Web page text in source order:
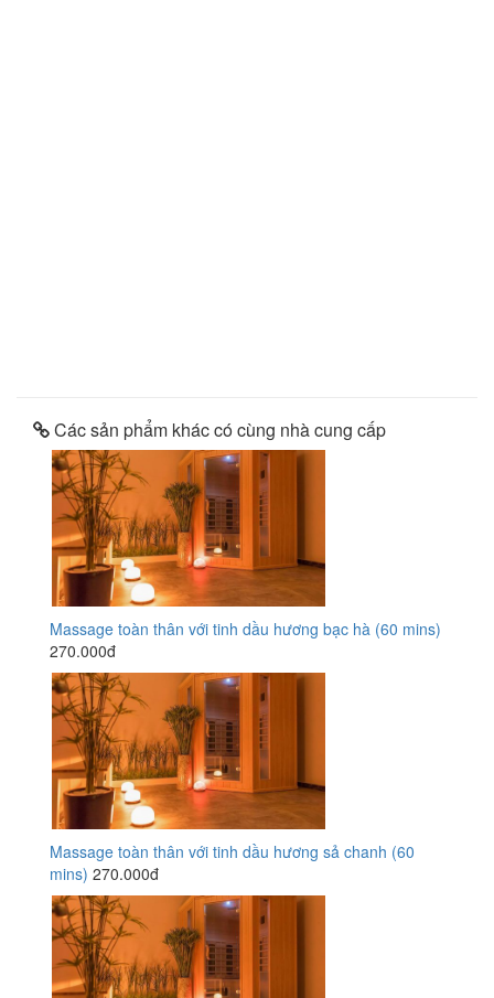
Các sản phẩm khác có cùng nhà cung cấp
Massage toàn thân với tinh dầu hương bạc hà (60 mins)
270.000đ
Massage toàn thân với tinh dầu hương sả chanh (60
mins) 270.000đ